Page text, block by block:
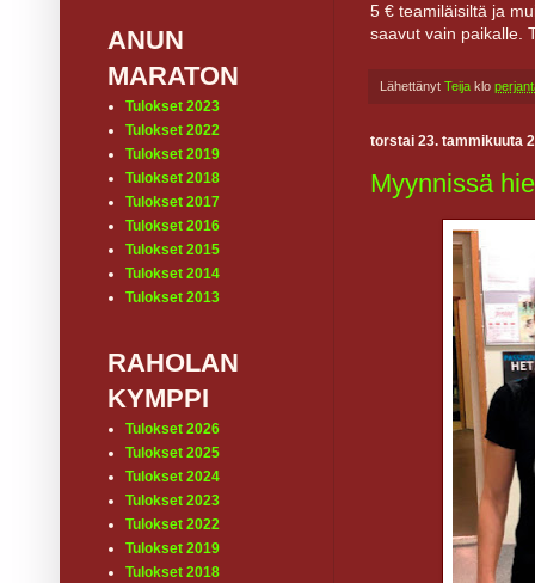
5 € teamiläisiltä ja
saavut vain paikalle.
Lähettänyt Teija klo
torstai 23. tammikuuta
Myynnissä
ANUN
MARATON
Tulokset 2023
Tulokset 2022
Tulokset 2019
Tulokset 2018
Tulokset 2017
Tulokset 2016
Tulokset 2015
Tulokset 2014
Tulokset 2013
RAHOLAN
KYMPPI
Tulokset 2026
Tulokset 2025
Tulokset 2024
Tulokset 2023
Tulokset 2022
Tulokset 2019
Tulokset 2018